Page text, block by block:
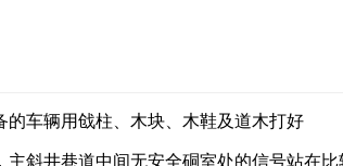
车辆用戗柱、木块、木鞋及道木打好
斜井巷道中间无安全硐室处的信号站在比